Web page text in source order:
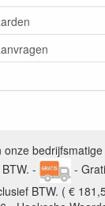
onze
-
-
BTW. ( €